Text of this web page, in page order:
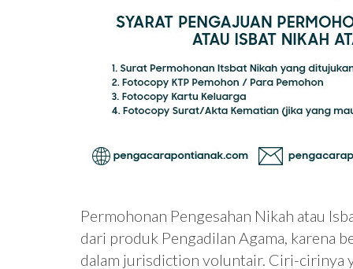
Permohonan Pengesahan Nikah atau
dari produk Pengadilan Agama, karena
dalam jurisdiction voluntair. Ciri-cirinya